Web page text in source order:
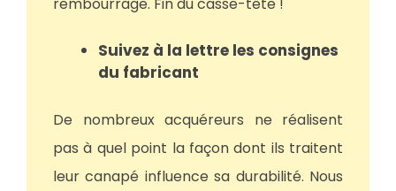
Suivez à la lettre les consignes
du fabricant
De nombreux acquéreurs ne réalisent
pas à quel point la façon dont ils traitent
leur canapé influence sa durabilité. Nous